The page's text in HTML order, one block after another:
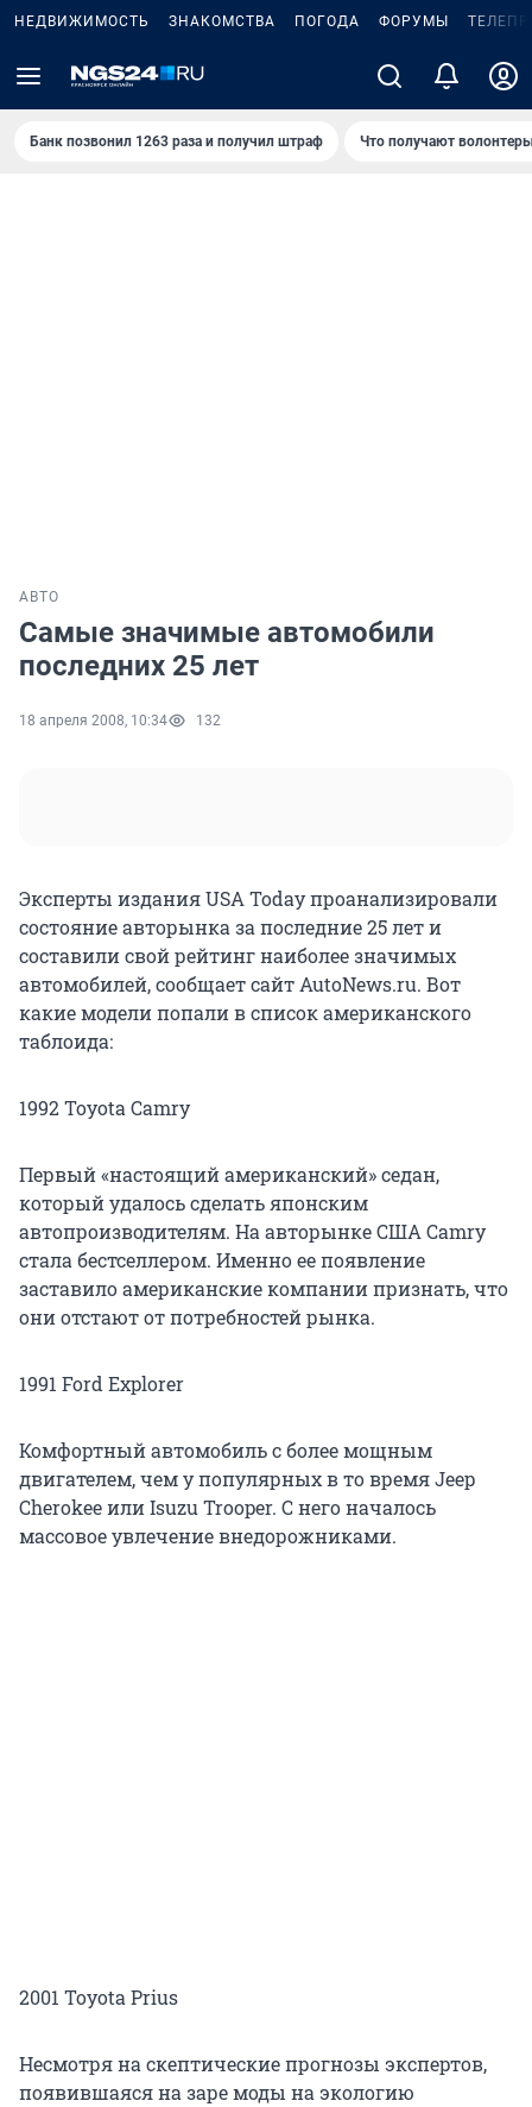
НЕДВИЖИМОСТЬ ЗНАКОМСТВА ПОГОДА ФОРУМЫ
Банк позвонил 1263 раза и получил штраф Что получают
АВТО
Самые значимые автомобили
последних 25 лет
18 апреля 2008, 10:34 132
Эксперты издания USA Today проанализировали
состояние авторынка за последние 25 лет и
составили свой рейтинг наиболее значимых
автомобилей, сообщает сайт AutoNews.ru. Вот
какие модели попали в список американского
таблоида:
1992 Toyota Camry
Первый «настоящий американский» седан,
который удалось сделать японским
автопроизводителям. На авторынке США Camry
стала бестселлером. Именно ее появление
заставило американские компании признать, что
они отстают от потребностей рынка.
1991 Ford Explorer
Комфортный автомобиль с более мощным
двигателем, чем у популярных в то время Jeep
Cherokee или Isuzu Trooper. С него началось
массовое увлечение внедорожниками.
2001 Toyota Prius
Несмотря на скептические прогнозы экспертов,
появившаяся на заре моды на экологию